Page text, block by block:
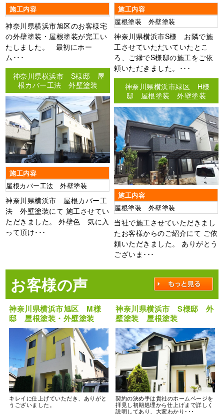
施工内容
神奈川県横浜市旭区のお客様宅
の外壁塗装・屋根塗装が完工い
たしました。 最初にホー
ム･･･
施工内容
屋根塗装 外壁塗装
神奈川県横浜市S様 お隣で施
工させていただいていたとこ
ろ、ご縁でS様邸の施工をご依
頼いただきました。･･･
神奈川県横浜市 S様邸 屋
根カバー工法 外壁塗装
施工内容
屋根カバー工法 外壁塗装
神奈川県横浜市 屋根カバー工
法 外壁塗装にて 施工させてい
ただきました。 外壁色 気に入
って頂け･･･
神奈川県横浜市緑区 H様
邸 屋根塗装 外壁塗装
施工内容
屋根塗装 外壁塗装
当社で施工させていただきまし
たお客様からのご紹介にて ご依
頼いただきました。 ありがとう
ございま･･･
お客様の声
神奈川県横浜市旭区 M様
邸 屋根塗装・外壁塗装
キレイに仕上げていただき、ありがと
うございました。
神奈川県横浜市 S様邸 外
壁塗装 屋根塗装
契約の決め手は貴社のホームページを
拝見し初期処理から仕上げまで詳しく
説明してあり、大変わかり･･･